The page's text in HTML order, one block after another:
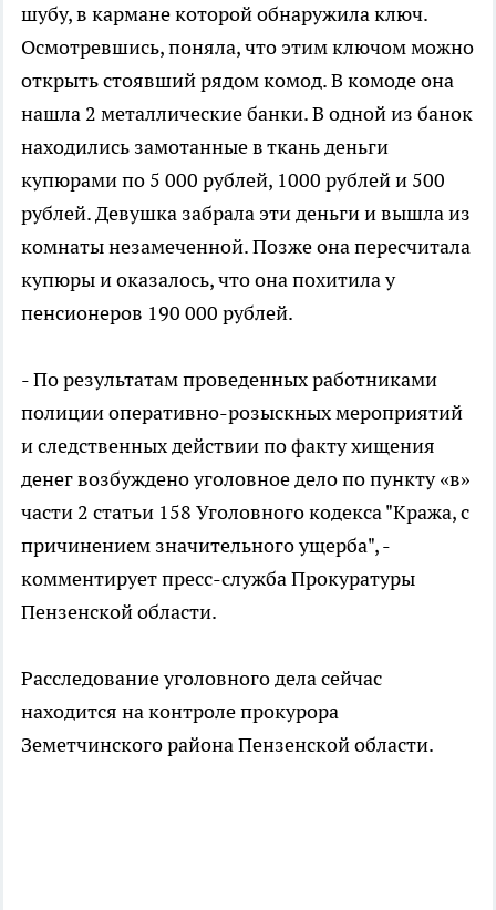
шубу, в кармане которой обнаружила ключ.
Осмотревшись, поняла, что этим ключом можно
открыть стоявший рядом комод. В комоде она
нашла 2 металлические банки. В одной из банок
находились замотанные в ткань деньги
купюрами по 5 000 рублей, 1000 рублей и 500
рублей. Девушка забрала эти деньги и вышла из
комнаты незамеченной. Позже она пересчитала
купюры и оказалось, что она похитила у
пенсионеров 190 000 рублей.
- По результатам проведенных работниками
полиции оперативно-розыскных мероприятий
и следственных действии по факту хищения
денег возбуждено уголовное дело по пункту «в»
части 2 статьи 158 Уголовного кодекса "Кража, с
причинением значительного ущерба", -
комментирует пресс-служба Прокуратуры
Пензенской области.
Расследование уголовного дела сейчас
находится на контроле прокурора
Земетчинского района Пензенской области.